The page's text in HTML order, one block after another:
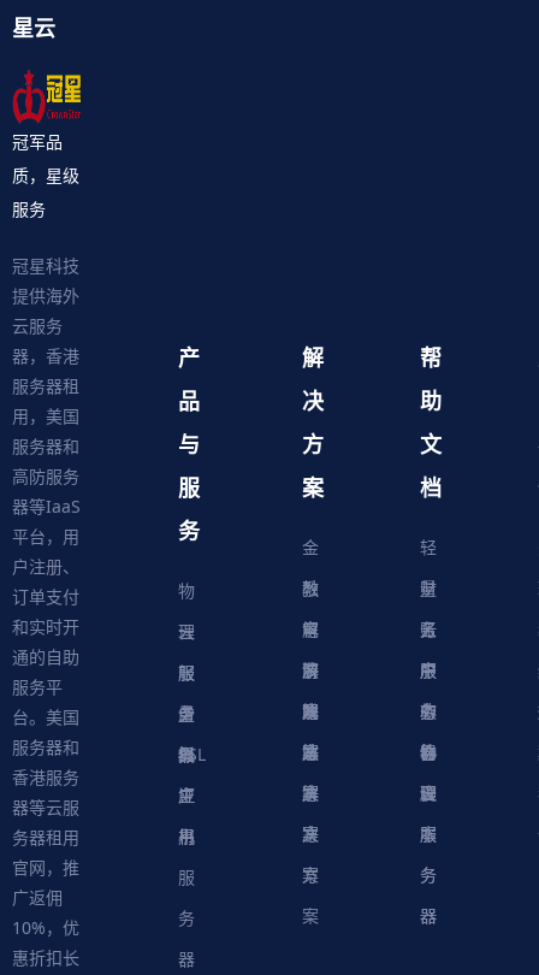
星云
冠军品
质，星级
服务
冠星科技
提供海外
云服务
器，香港
服务器租
用，美国
服务器和
高防服务
器等IaaS
平台，用
户注册、
订单支付
和实时开
通的自助
服务平
台。美国
服务器和
香港服务
器等云服
务器租用
官网，推
广返佣
10%，优
惠折扣长
产
品
与
服
务
物
理
服
务
器
云
服
务
器
轻
量
级
应
用
服
务
器
虚
拟
主
机
SSL
证
书
解
决
方
案
金
融
解
决
方
案
教
育
解
决
方
案
电
商
解
决
方
案
游
戏
解
决
方
案
网
站
解
决
方
案
帮
助
文
档
轻
量
云
服
务
器
财
务
中
心
账
户
中
心
服
务
协
议
软
件
脚
本
物
理
服
务
器
云
服
务
器